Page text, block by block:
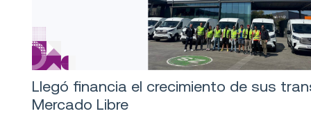
Llegó financia el crecimiento de sus
Mercado Libre